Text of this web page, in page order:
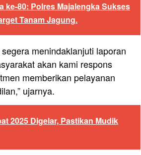
ke-80: Polres Majalengka Sukses
Tanam Jagung.
menindaklanjuti laporan
akan kami respons
memberikan pelayanan
ujarnya.
2025 Digelar, Pastikan Mudik